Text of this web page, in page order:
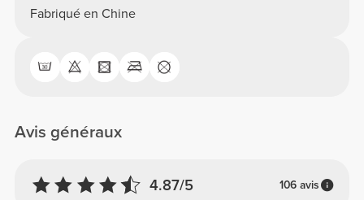
Fabriqué en Chine
Avis généraux
4.87/5 106 avis